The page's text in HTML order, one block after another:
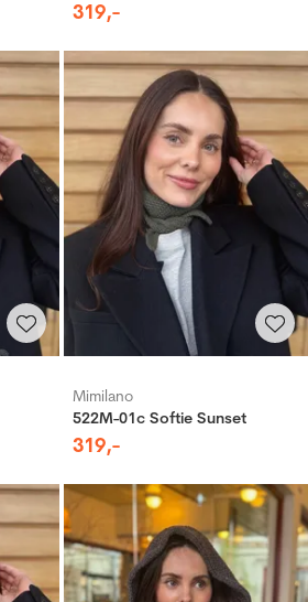
319,-
Mimilano
522M-01c Softie Sunset
319,-